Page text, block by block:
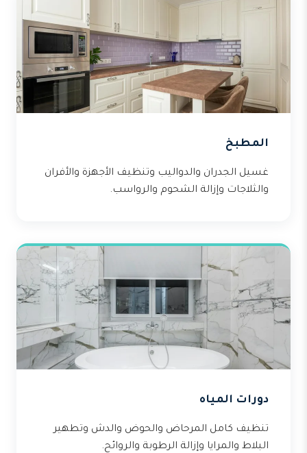
المطبخ
غسيل الجدران والدواليب وتنظيف الأجهزة والأفران
والثلاجات وإزالة الشحوم والرواسب.
دورات المياه
تنظيف كامل المرحاض والحوض والدش وتطهير
البلاط والمرايا وإزالة الرطوبة والروائح.